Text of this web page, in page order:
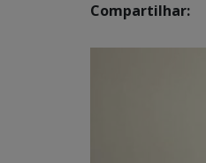
Compartilhar: